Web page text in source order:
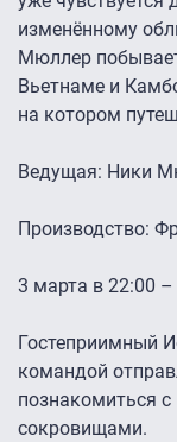
изменённому
Мюллер
Вьетнаме и
на котором
Ведущая: Ники
Производство:
3 марта в 22:00
Гостеприимный
командой
познакомиться
сокровищами.